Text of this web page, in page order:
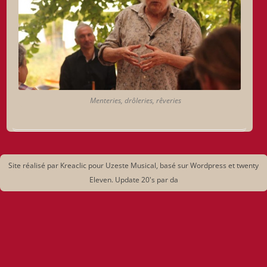
Menteries, drôleries, rêveries
Site réalisé par Kreaclic pour Uzeste Musical, basé sur Wordpress et twenty
Eleven. Update 20's par da